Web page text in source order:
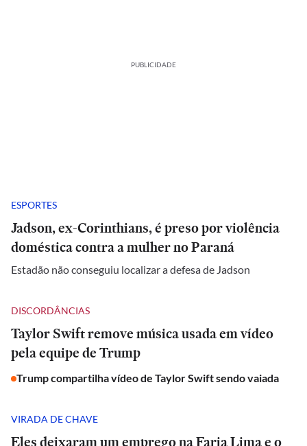
PUBLICIDADE
ESPORTES
Jadson, ex-Corinthians, é preso por violência
doméstica contra a mulher no Paraná
Estadão não conseguiu localizar a defesa de Jadson
DISCORDÂNCIAS
Taylor Swift remove música usada em vídeo
pela equipe de Trump
Trump compartilha vídeo de Taylor Swift sendo vaiada
VIRADA DE CHAVE
Eles deixaram um emprego na Faria Lima e o